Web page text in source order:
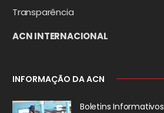
Transparência
ACN INTERNACIONAL
INFORMAÇÃO DA ACN
Boletins Informativos